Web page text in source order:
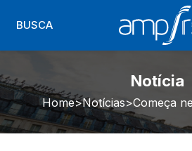
BUSCA
Notícia
Home Notícias